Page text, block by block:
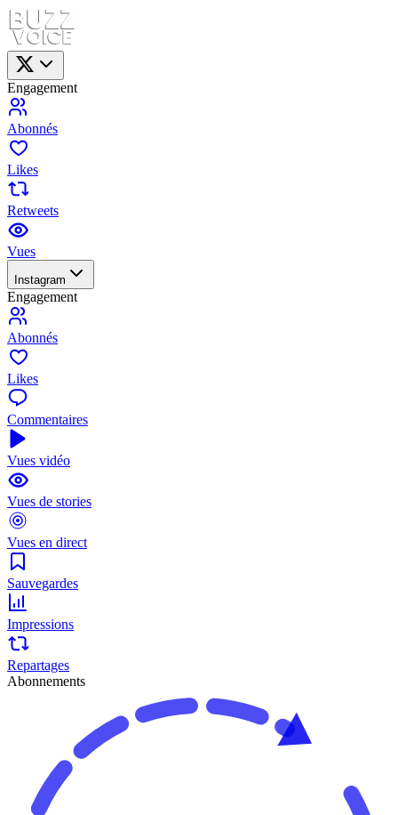
Engagement
Abonnés
Likes
Retweets
Vues
Instagram
Engagement
Abonnés
Likes
Commentaires
Vues vidéo
Vues de stories
Vues en direct
Sauvegardes
Impressions
Repartages
Abonnements